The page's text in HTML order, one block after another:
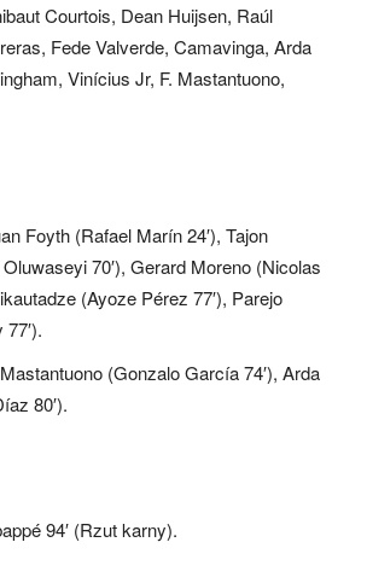
Courtois, Dean Huijsen, Raúl
Fede Valverde, Camavinga, Arda
Vinícius Jr, F. Mastantuono,
Foyth (Rafael Marín 24′), Tajon
70′), Gerard Moreno (Nicolas
(Ayoze Pérez 77′), Parejo
(Gonzalo García 74′), Arda
80′).
94′ (Rzut karny).